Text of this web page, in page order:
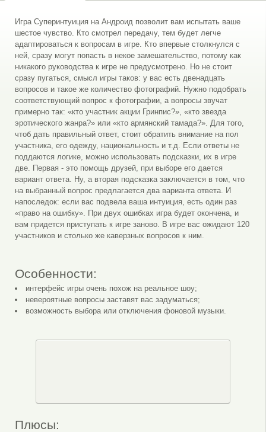
Выбор 2
Игра Суперинтуиция на Андроид позволит вам испытать ваше
шестое чувство. Кто смотрел передачу, тем будет легче
адаптироваться к вопросам в игре. Кто впервые столкнулся с
ней, сразу могут попасть в некое замешательство, потому как
никакого руководства к игре не предусмотрено. Но не стоит
сразу пугаться, смысл игры таков: у вас есть двенадцать
вопросов и такое же количество фотографий. Нужно подобрать
соответствующий вопрос к фотографии, а вопросы звучат
примерно так: «кто участник акции Гринпис?», «кто звезда
эротического жанра?» или «кто армянский тамада?». Для того,
чтоб дать правильный ответ, стоит обратить внимание на пол
участника, его одежду, национальность и т.д. Если ответы не
поддаются логике, можно использовать подсказки, их в игре
две. Первая - это помощь друзей, при выборе его дается
вариант ответа. Ну, а вторая подсказка заключается в том, что
на выбранный вопрос предлагается два варианта ответа. И
напоследок: если вас подвела ваша интуиция, есть один раз
«право на ошибку». При двух ошибках игра будет окончена, и
вам придется приступать к игре заново. В игре вас ожидают 120
участников и столько же каверзных вопросов к ним.
Особенности:
интерфейс игры очень похож на реальное шоу;
невероятные вопросы заставят вас задуматься;
возможность выбора или отключения фоновой музыки.
Плюсы: